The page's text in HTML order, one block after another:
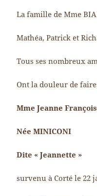
La famille de Mme
Mathéa, Patrick et
Tous ses nombreux
Ont la douleur de
Mme Jeanne
Née MINICONI
Dite « Jeannette »
survenu à Corté le 22